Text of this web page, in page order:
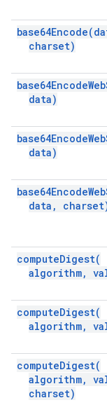
base64Encode(
charset)
data)
data)
data ,
computeDigest(
algorithm,
computeDigest(
algorithm,
computeDigest(
algorithm,
charset)